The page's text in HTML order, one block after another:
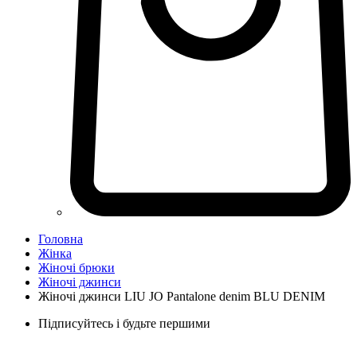
Головна
Жінка
Жіночі брюки
Жіночі джинси
Жіночі джинси LIU JO Pantalone denim BLU DENIM
Підписуйтесь і будьте першими